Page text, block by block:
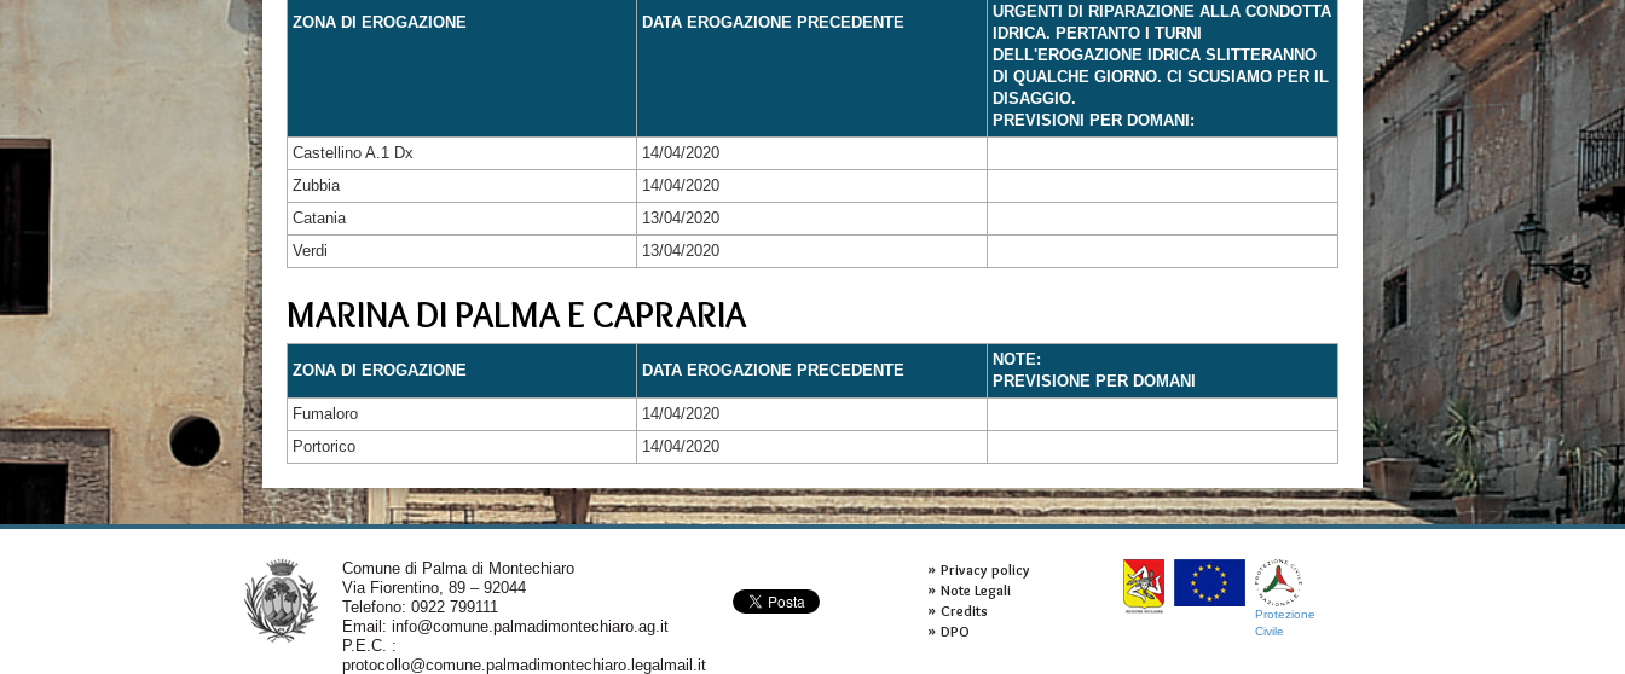
ZONA DI EROGAZIONE DATA EROGAZIONE PRECEDENTE
URGENTI DI RIPARAZIONE ALLA CONDOTTA
IDRICA. PERTANTO I TURNI
DELL'EROGAZIONE IDRICA SLITTERANNO
DI QUALCHE GIORNO. CI SCUSIAMO PER IL
DISAGGIO.
PREVISIONI PER DOMANI:
Castellino A.1 Dx
14/04/2020
Zubbia
14/04/2020
Catania
13/04/2020
Verdi
13/04/2020
MARINA DI PALMA E CAPRARIA
ZONA DI EROGAZIONE DATA EROGAZIONE PRECEDENTE
NOTE:
PREVISIONE PER DOMANI
Fumaloro
14/04/2020
Portorico
14/04/2020
Comune di Palma di Montechiaro
Via Fiorentino, 89 – 92044
Telefono: 0922 799111
Email: info@comune.palmadimontechiaro.ag.it
P.E.C. :
protocollo@comune.palmadimontechiaro.legalmail.it
Privacy policy
Note Legali
Credits
DPO
Protezione
Civile